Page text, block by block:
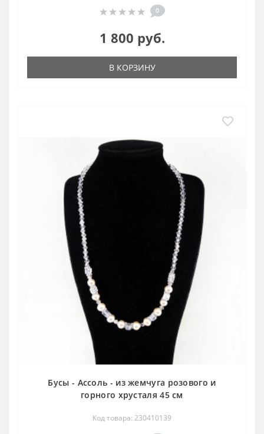
0
1 800 руб.
В КОРЗИНУ
Бусы - Ассоль - из жемчуга розового и
горного хрусталя 45 см
Код товара: 230410139